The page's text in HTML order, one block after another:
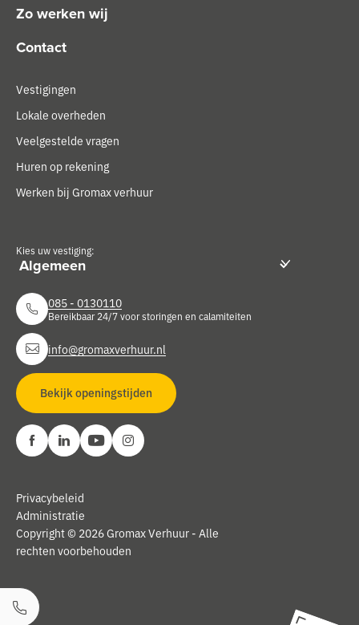
Bel ons
Zo werken wij
Contact
Vestigingen
Lokale overheden
Veelgestelde vragen
Huren op rekening
Werken bij Gromax verhuur
Kies uw vestiging:
085 - 0130110
Bereikbaar 24/7 voor storingen en calamiteiten
info@gromaxverhuur.nl
Bekijk openingstijden
Copyright © 2026 Gromax Verhuur - Alle
rechten voorbehouden
Privacybeleid
Administratie